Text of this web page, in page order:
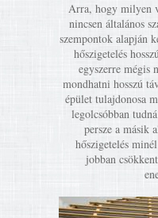
Arra, hogy milyen
nincsen általános
szempontok alapján
hőszigetelés
egyszerre mégis
mondhatni hosszú
épület tulajdonosa
legolcsóbban
persze a másik
hőszigetelés
jobban